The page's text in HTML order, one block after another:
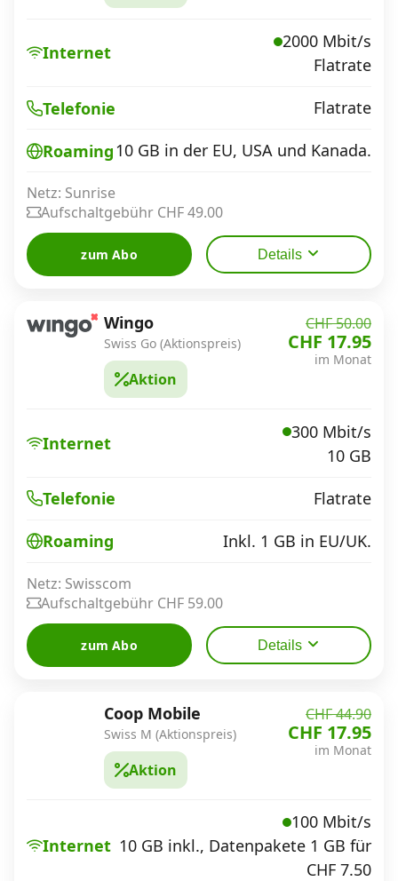
Internet
2000 Mbit/s
Flatrate
Telefonie Flatrate
Roaming10 GB in der EU, USA und Kanada.
Netz: Sunrise
Aufschaltgebühr CHF 49.00
zum Abo Details
Wingo
Swiss Go (Aktionspreis)
Aktion
CHF 50.00
CHF 17.95
im Monat
Internet
300 Mbit/s
10 GB
Telefonie Flatrate
Roaming Inkl. 1 GB in EU/UK.
Netz: Swisscom
Aufschaltgebühr CHF 59.00
zum Abo Details
Coop Mobile
Swiss M (Aktionspreis)
Aktion
CHF 44.90
CHF 17.95
im Monat
Internet
100 Mbit/s
10 GB inkl., Datenpakete 1 GB für
CHF 7.50